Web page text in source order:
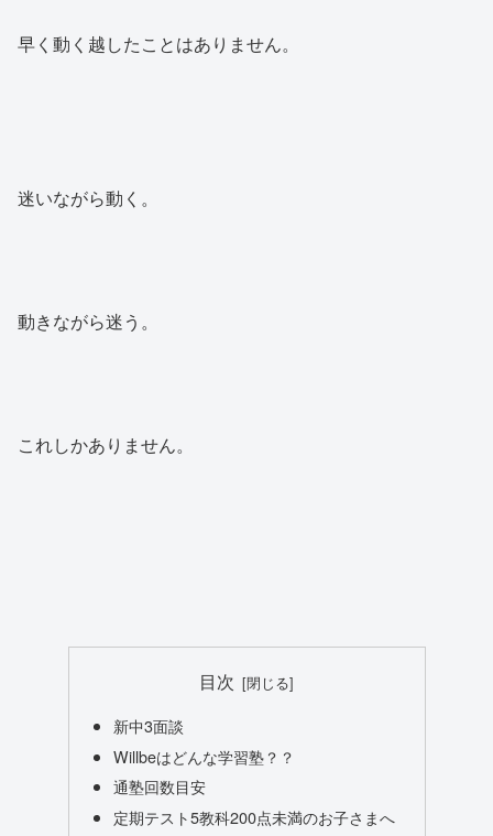
早く動く越したことはありません。
迷いながら動く。
動きながら迷う。
これしかありません。
目次
新中3面談
Willbeはどんな学習塾？？
通塾回数目安
定期テスト5教科200点未満のお子さまへ